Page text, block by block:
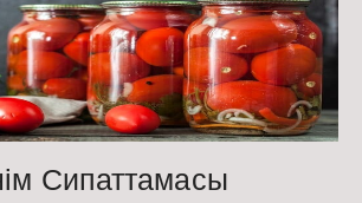
Сипаттамасы